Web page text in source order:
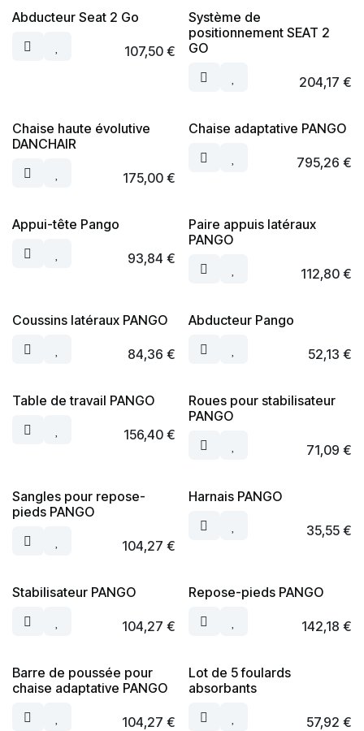
Abducteur Seat 2 Go
107,50€
Système de
positionnement SEAT 2
GO
204,17 €
Chaise haute évolutive
DANCHAIR
175,00€
Chaise adaptative PANGO
795,26 €
Appui-tête Pango
93,84 €
Paire appuis latéraux
PANGO
112,80€
Coussins latéraux PANGO
84,36 €
Abducteur Pango
52,13 €
Table de travail PANGO
156,40€
Roues pour stabilisateur
PANGO
71,09 €
Sangles pour repose-
pieds PANGO
104,27 €
Harnais PANGO
35,55€
Stabilisateur PANGO
104,27 €
Repose-pieds PANGO
142,18 €
Barre de poussée pour
chaise adaptative PANGO
104,27 €
Lot de 5 foulards
absorbants
57,92 €